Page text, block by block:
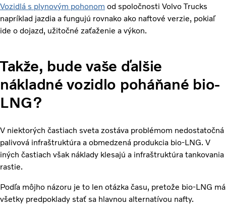
Vozidlá s plynovým pohonom od spoločnosti Volvo Trucks
napríklad jazdia a fungujú rovnako ako naftové verzie, pokiaľ
ide o dojazd, užitočné zaťaženie a výkon.
Takže, bude vaše ďalšie
nákladné vozidlo poháňané bio-
LNG?
V niektorých častiach sveta zostáva problémom nedostatočná
palivová infraštruktúra a obmedzená produkcia bio-LNG. V
iných častiach však náklady klesajú a infraštruktúra tankovania
rastie.
Podľa môjho názoru je to len otázka času, pretože bio-LNG má
všetky predpoklady stať sa hlavnou alternatívou nafty.